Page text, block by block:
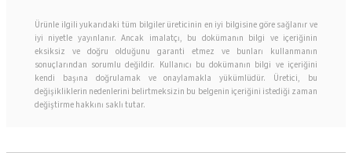
Ürünle ilgili yukarıdaki tüm bilgiler üreticinin en iyi bilgisine göre sağlanır ve
iyi niyetle yayınlanır. Ancak imalatçı, bu dokümanın bilgi ve içeriğinin
eksiksiz ve doğru olduğunu garanti etmez ve bunları kullanmanın
sonuçlarından sorumlu değildir. Kullanıcı bu dokümanın bilgi ve içeriğini
kendi başına doğrulamak ve onaylamakla yükümlüdür. Üretici, bu
değişikliklerin nedenlerini belirtmeksizin bu belgenin içeriğini istediği zaman
değiştirme hakkını saklı tutar.